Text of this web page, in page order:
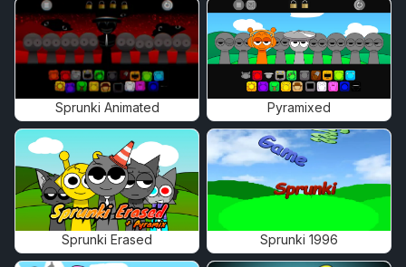
Sprunki Animated Pyramixed
Sprunki Erased Sprunki 1996